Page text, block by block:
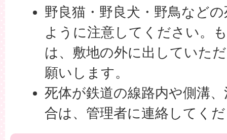
野良猫・野良犬・野鳥など
ように注意してください。
は、敷地の外に出していた
願いします。
死体が鉄道の線路内や側溝
合は、管理者に連絡してく